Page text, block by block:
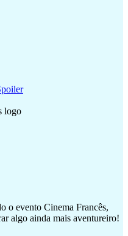
o evento Cinema Francês,
algo ainda mais aventureiro!